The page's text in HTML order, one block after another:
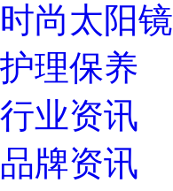
时尚太阳镜
护理保养
行业资讯
品牌资讯